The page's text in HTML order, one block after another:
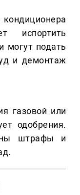
испортить
могут подать
и демонтаж
газовой или
одобрения.
штрафы и